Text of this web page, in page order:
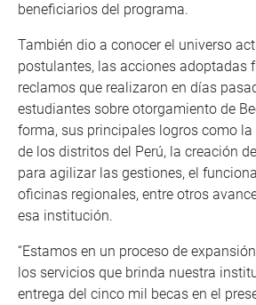
beneficiarios del programa.
También dio a conocer el universo
postulantes, las acciones adoptadas
reclamos que realizaron en días
estudiantes sobre otorgamiento de
forma, sus principales logros como la
de los distritos del Perú, la creación
para agilizar las gestiones, el
oficinas regionales, entre otros
esa institución.
“Estamos en un proceso de
los servicios que brinda nuestra
entrega del cinco mil becas en el